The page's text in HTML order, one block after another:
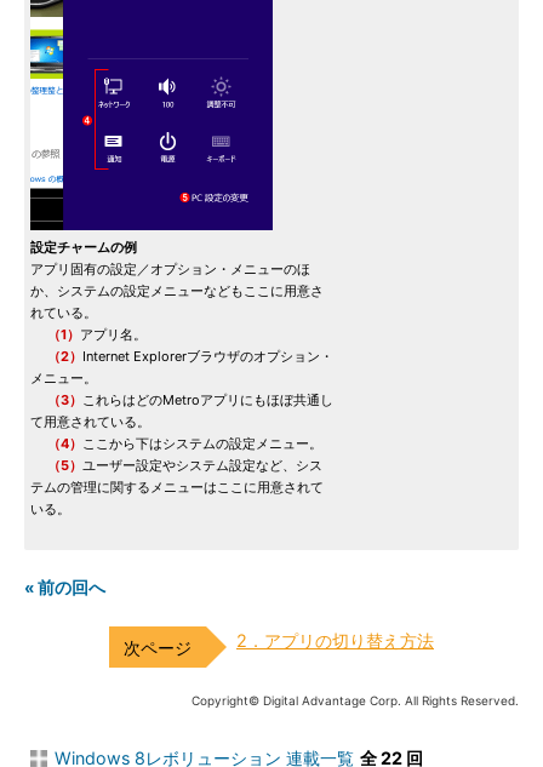
設定チャームの例
アプリ固有の設定／オプション・メニューのほ
か、システムの設定メニューなどもここに用意さ
れている。
（1） アプリ名。
（2） Internet Explorerブラウザのオプション・
メニュー。
（3） これらはどのMetroアプリにもほぼ共通し
て用意されている。
（4） ここから下はシステムの設定メニュー。
（5） ユーザー設定やシステム設定など、シス
テムの管理に関するメニューはここに用意されて
いる。
« 前の回へ
2．アプリの切り替え方法
Copyright© Digital Advantage Corp. All Rights Reserved.
Windows 8レボリューション 連載一覧 全 22 回